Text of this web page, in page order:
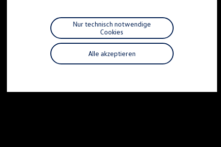
Individualisieren
Wallbox und Ladekabel
Digitale Extras
Dienste für Ihr Modell finden
Volkswagen Apps, Login und Shop
Handy und Fahrzeug verbinden
Vorgängermodelle
Alle akzeptieren
Nur technisch notwendige
Cookies